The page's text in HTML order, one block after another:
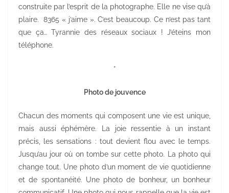
construite par l’esprit de la photographe. Elle ne vise qu’à
plaire. 8365 « j’aime ». C’est beaucoup. Ce n’est pas tant
que ça… Tyrannie des réseaux sociaux ! J’éteins mon
téléphone.
*
Photo de jouvence
Chacun des moments qui composent une vie est unique,
mais aussi éphémère. La joie ressentie à un instant
précis, les sensations : tout devient flou avec le temps.
Jusqu’au jour où on tombe sur cette photo. La photo qui
change tout. Une photo d’un moment de vie quotidienne
et de spontanéité. Une photo de bonheur, un bonheur